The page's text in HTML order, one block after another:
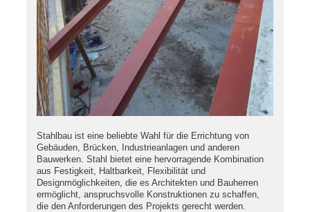
Stahlbau ist eine beliebte Wahl für die Errichtung von
Gebäuden, Brücken, Industrieanlagen und anderen
Bauwerken. Stahl bietet eine hervorragende Kombination
aus Festigkeit, Haltbarkeit, Flexibilität und
Designmöglichkeiten, die es Architekten und Bauherren
ermöglicht, anspruchsvolle Konstruktionen zu schaffen,
die den Anforderungen des Projekts gerecht werden.